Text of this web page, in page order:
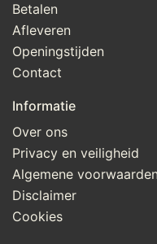
Betalen
Afleveren
Openingstijden
Contact
Informatie
Over ons
Privacy en veiligheid
Algemene voorwaarden
Disclaimer
Cookies